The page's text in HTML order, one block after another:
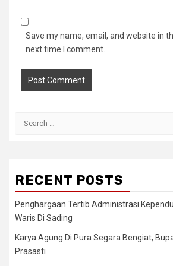
Save my name, email, and website in
next time I comment.
RECENT POSTS
Penghargaan Tertib Administrasi
Waris Di Sading
Karya Agung Di Pura Segara Bengiat,
Prasasti